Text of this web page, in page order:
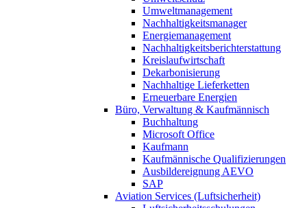
Umweltmanagement
Nachhaltigkeitsmanager
Energiemanagement
Nachhaltigkeitsberichterstattung
Kreislaufwirtschaft
Dekarbonisierung
Nachhaltige Lieferketten
Erneuerbare Energien
Büro, Verwaltung & Kaufmännisch
Buchhaltung
Microsoft Office
Kaufmann
Kaufmännische Qualifizierungen
Ausbildereignung AEVO
SAP
Aviation Services (Luftsicherheit)